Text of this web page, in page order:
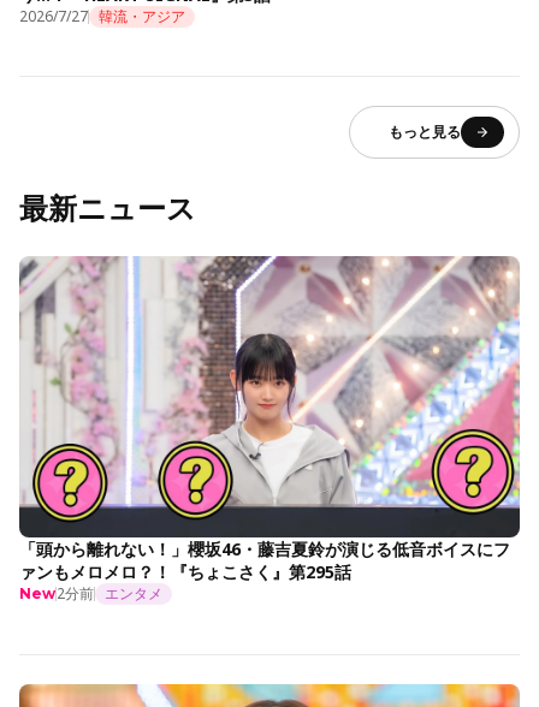
2026/7/27 韓流・アジア
もっと見る
最新ニュース
「頭から離れない！」櫻坂46・藤吉夏鈴が演じる低音ボイスにフ
ァンもメロメロ？！『ちょこさく』第295話
New2分前 エンタメ